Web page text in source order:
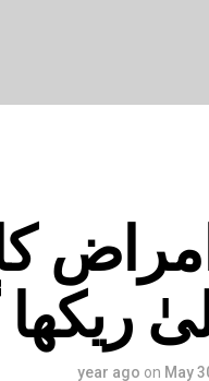
ریکھا
on May